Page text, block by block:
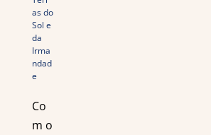
as do
Sol e
da
Irma
ndad
e
Co
m o